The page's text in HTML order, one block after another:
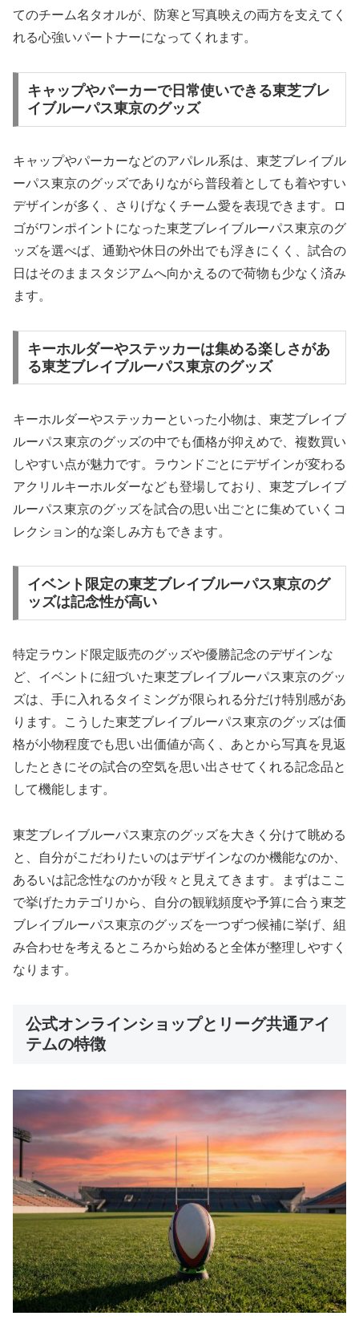
てのチーム名タオルが、防寒と写真映えの両方を支えてく
れる心強いパートナーになってくれます。
キャップやパーカーで日常使いできる東芝ブレ
イブルーパス東京のグッズ
キャップやパーカーなどのアパレル系は、東芝ブレイブル
ーパス東京のグッズでありながら普段着としても着やすい
デザインが多く、さりげなくチーム愛を表現できます。ロ
ゴがワンポイントになった東芝ブレイブルーパス東京のグ
ッズを選べば、通勤や休日の外出でも浮きにくく、試合の
日はそのままスタジアムへ向かえるので荷物も少なく済み
ます。
キーホルダーやステッカーは集める楽しさがあ
る東芝ブレイブルーパス東京のグッズ
キーホルダーやステッカーといった小物は、東芝ブレイブ
ルーパス東京のグッズの中でも価格が抑えめで、複数買い
しやすい点が魅力です。ラウンドごとにデザインが変わる
アクリルキーホルダーなども登場しており、東芝ブレイブ
ルーパス東京のグッズを試合の思い出ごとに集めていくコ
レクション的な楽しみ方もできます。
イベント限定の東芝ブレイブルーパス東京のグ
ッズは記念性が高い
特定ラウンド限定販売のグッズや優勝記念のデザインな
ど、イベントに紐づいた東芝ブレイブルーパス東京のグッ
ズは、手に入れるタイミングが限られる分だけ特別感があ
ります。こうした東芝ブレイブルーパス東京のグッズは価
格が小物程度でも思い出価値が高く、あとから写真を見返
したときにその試合の空気を思い出させてくれる記念品と
して機能します。
東芝ブレイブルーパス東京のグッズを大きく分けて眺める
と、自分がこだわりたいのはデザインなのか機能なのか、
あるいは記念性なのかが段々と見えてきます。まずはここ
で挙げたカテゴリから、自分の観戦頻度や予算に合う東芝
ブレイブルーパス東京のグッズを一つずつ候補に挙げ、組
み合わせを考えるところから始めると全体が整理しやすく
なります。
公式オンラインショップとリーグ共通アイ
テムの特徴